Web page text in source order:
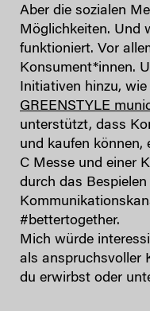
Aber die sozialen
Möglichkeiten. Und
funktioniert. Vor
Konsument*innen.
Initiativen hinzu,
GREENSTYLE
unterstützt, dass
und kaufen können,
C Messe und einer
durch das
#bettertogether.
Mich würde
als anspruchsvoller
du erwirbst oder